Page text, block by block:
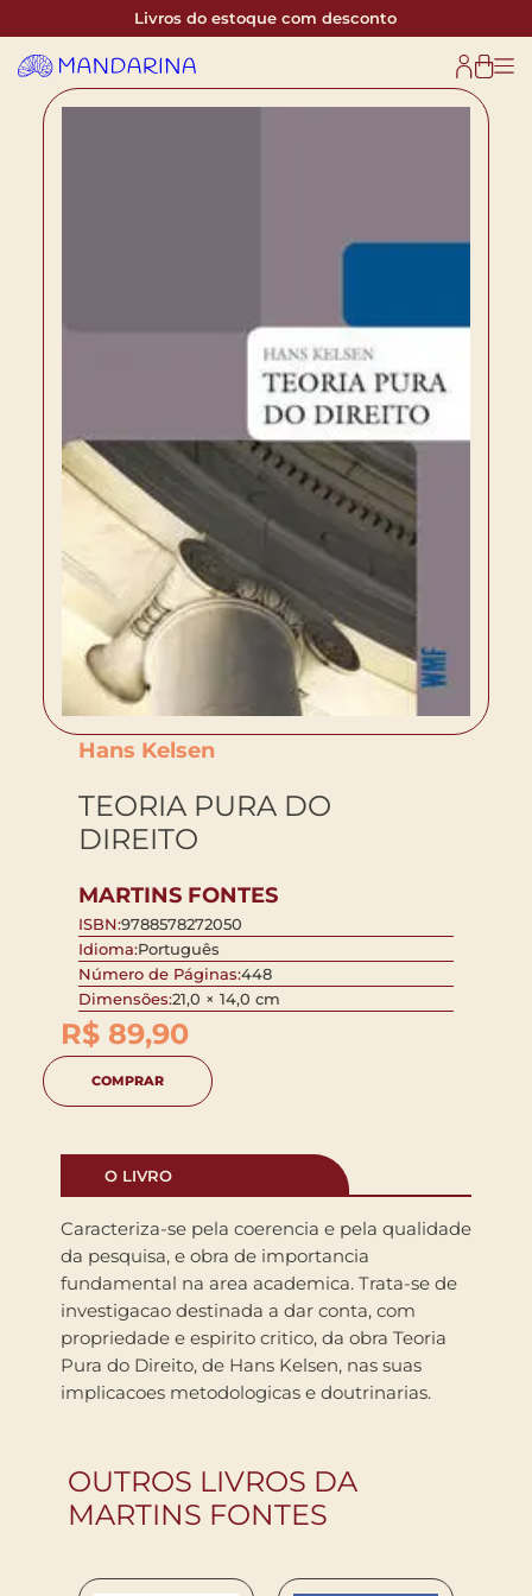
Livros do estoque com desconto
Hans Kelsen
TEORIA PURA DO
DIREITO
MARTINS FONTES
ISBN:9788578272050
Idioma:Português
Número de Páginas:448
Dimensões:21,0 × 14,0 cm
R$ 89,90
COMPRAR
O LIVRO
Caracteriza-se pela coerencia e pela qualidade
da pesquisa, e obra de importancia
fundamental na area academica. Trata-se de
investigacao destinada a dar conta, com
propriedade e espirito critico, da obra Teoria
Pura do Direito, de Hans Kelsen, nas suas
implicacoes metodologicas e doutrinarias.
OUTROS LIVROS DA
MARTINS FONTES